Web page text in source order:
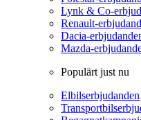
Lynk & Co-
Renault-
Dacia-
Mazda-
Populärt just nu
Elbilserbjudanden